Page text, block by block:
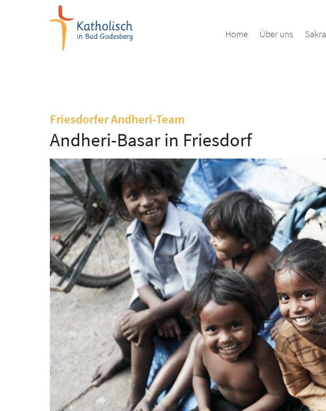
Zum Inhalt springen
Home Über uns
Friesdorfer Andheri-Team
Andheri-Basar in Friesdorf